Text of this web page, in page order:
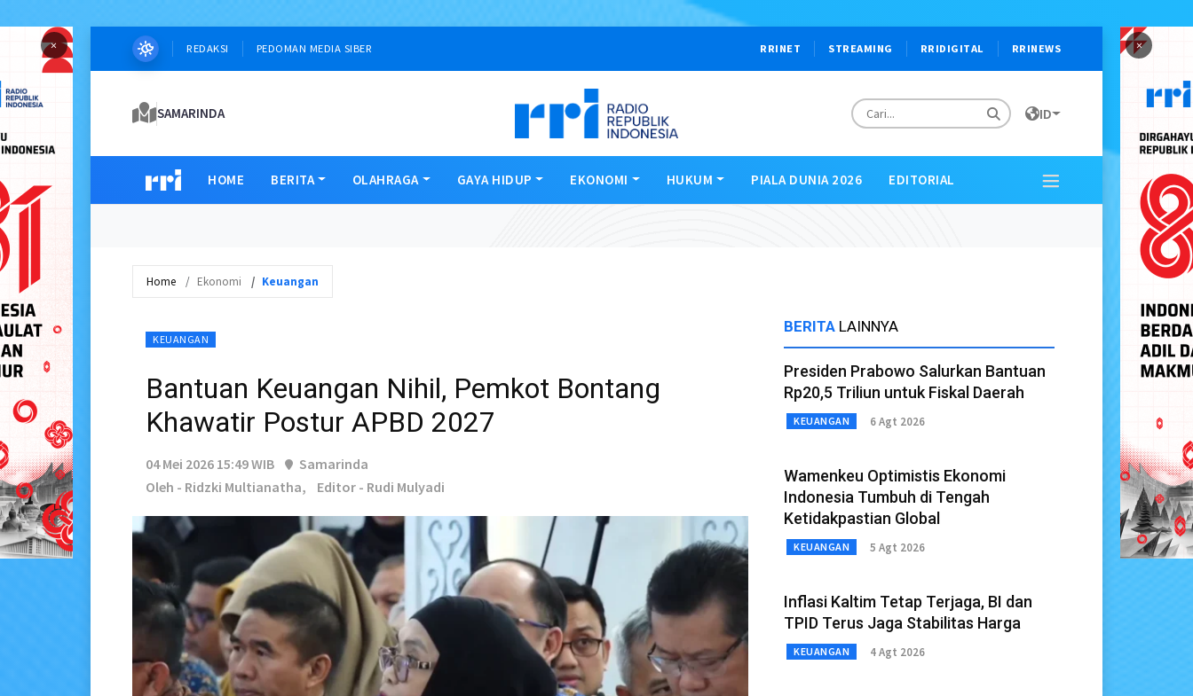
× ×
REDAKSI PEDOMAN MEDIA SIBER RRINET STREAMING RRIDIGITAL RRINEWS
SAMARINDA ID
HOME BERITA OLAHRAGA GAYA HIDUP EKONOMI HUKUM PIALA DUNIA 2026 EDITORIAL
Home Ekonomi Keuangan
KEUANGAN
Bantuan Keuangan Nihil, Pemkot Bontang
Khawatir Postur APBD 2027
04 Mei 2026 15:49 WIB
Samarinda
Oleh - Ridzki Multianatha,
Editor - Rudi Mulyadi
BERITA LAINNYA
Presiden Prabowo Salurkan Bantuan
Rp20,5 Triliun untuk Fiskal Daerah
KEUANGAN 6 Agt 2026
Wamenkeu Optimistis Ekonomi
Indonesia Tumbuh di Tengah
Ketidakpastian Global
KEUANGAN 5 Agt 2026
Inflasi Kaltim Tetap Terjaga, BI dan
TPID Terus Jaga Stabilitas Harga
KEUANGAN 4 Agt 2026